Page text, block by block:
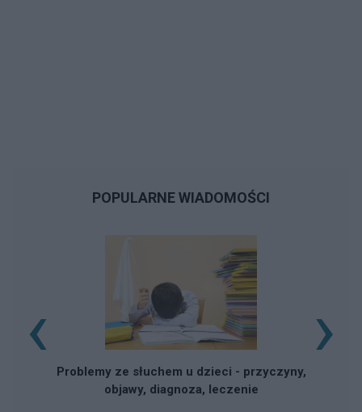
POPULARNE WIADOMOŚCI
Problemy ze słuchem u dzieci - przyczyny,
objawy, diagnoza, leczenie
‹ ›